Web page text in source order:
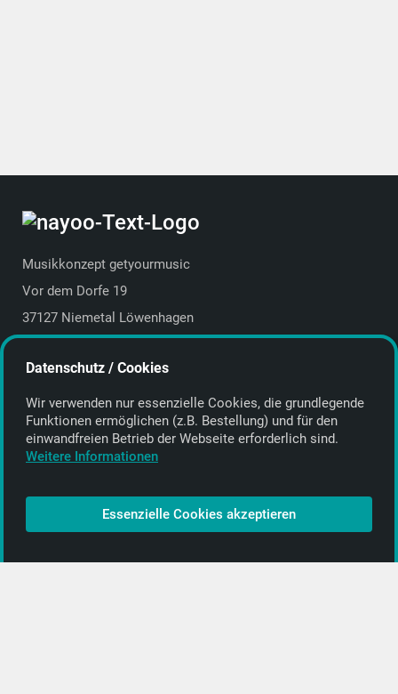
Musikkonzept getyourmusic
Vor dem Dorfe 19
37127 Niemetal Löwenhagen
E-Mail:info@getyourmusic.de
Alle Informationen
Kontakt
CD-Anbieter werden
CD-Anbieter-Login
Datenschutz / Cookies
Wir verwenden nur essenzielle Cookies, die grund­legende
Funktionen ermöglichen (z.B. Bestellung) und für den
einwand­freien Betrieb der Webseite erforderlich sind.
Weitere Informationen
Essenzielle Cookies akzeptieren